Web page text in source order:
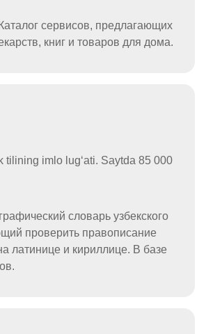
сервисов, предлагающих
книг и товаров для дома.
tilining imlo lugʻati. Saytda 85 000
словарь узбекского
проверить правописание
латинице и кириллице. В базе